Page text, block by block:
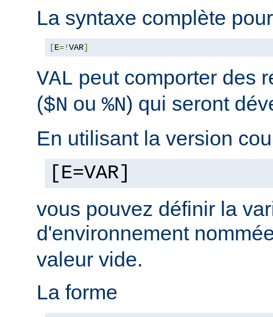
La syntaxe complète
[E=!VAR]
VAL peut comporter des
($N ou %N) qui seront
En utilisant la version
[E=VAR]
vous pouvez définir la
d'environnement
valeur vide.
La forme